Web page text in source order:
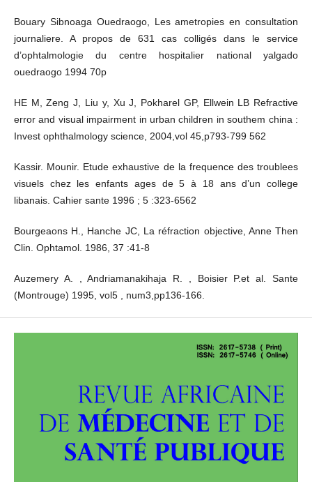
Bouary Sibnoaga Ouedraogo, Les ametropies en consultation
journaliere. A propos de 631 cas colligés dans le service
d’ophtalmologie du centre hospitalier national yalgado
ouedraogo 1994 70p
HE M, Zeng J, Liu y, Xu J, Pokharel GP, Ellwein LB Refractive
error and visual impairment in urban children in southem china :
Invest ophthalmology science, 2004,vol 45,p793-799 562
Kassir. Mounir. Etude exhaustive de la frequence des troublees
visuels chez les enfants ages de 5 à 18 ans d’un college
libanais. Cahier sante 1996 ; 5 :323-6562
Bourgeaons H., Hanche JC, La réfraction objective, Anne Then
Clin. Ophtamol. 1986, 37 :41-8
Auzemery A. , Andriamanakihaja R. , Boisier P.et al. Sante
(Montrouge) 1995, vol5 , num3,pp136-166.